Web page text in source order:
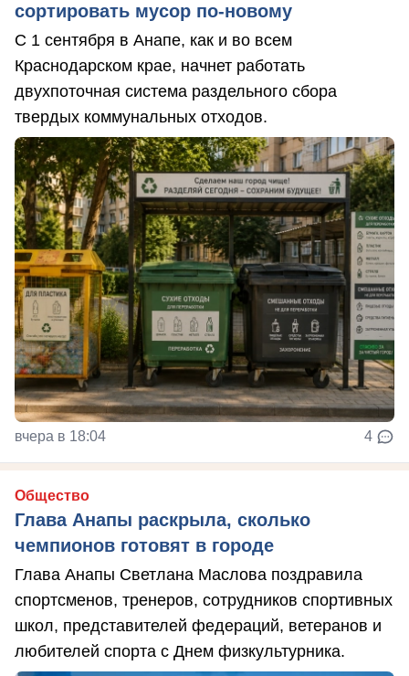
сортировать мусор по-новому
С 1 сентября в Анапе, как и во всем
Краснодарском крае, начнет работать
двухпоточная система раздельного сбора
твердых коммунальных отходов.
вчера в 18:04 4
Общество
Глава Анапы раскрыла, сколько
чемпионов готовят в городе
Глава Анапы Светлана Маслова поздравила
спортсменов, тренеров, сотрудников спортивных
школ, представителей федераций, ветеранов и
любителей спорта с Днем физкультурника.